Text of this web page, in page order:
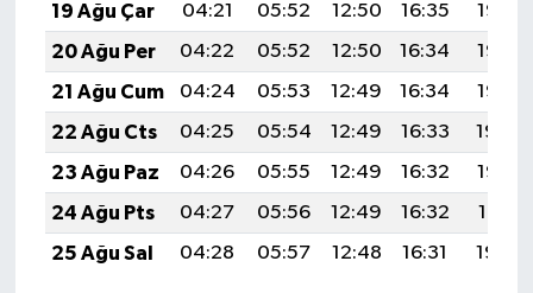
19 Ağu Çar
04:21 05:52 12:50 16:35
19:38
20 Ağu Per
04:22 05:52 12:50 16:34
19:37
21 Ağu Cum
04:24 05:53 12:49 16:34
19:36
22 Ağu Cts
04:25 05:54 12:49 16:33
19:34
23 Ağu Paz
04:26 05:55 12:49 16:32
19:33
24 Ağu Pts
04:27 05:56 12:49 16:32
19:31
25 Ağu Sal
04:28 05:57 12:48 16:31 19:30